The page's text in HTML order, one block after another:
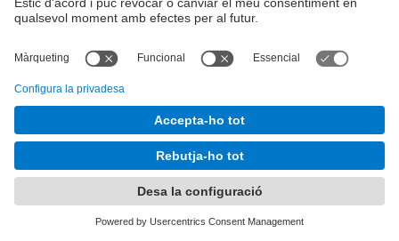
© UPC
Desenvolupat amb
Configuració de privadesa